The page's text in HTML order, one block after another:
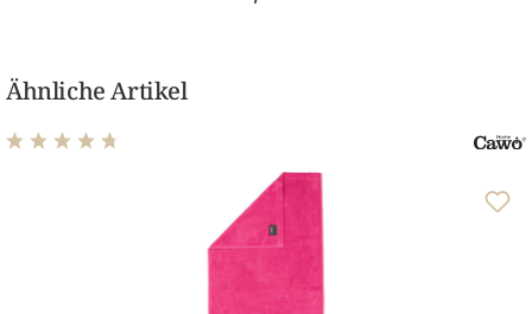
Ähnliche Artikel
Durchschnittliche Bewertung von 4.77 von 5 Sternen